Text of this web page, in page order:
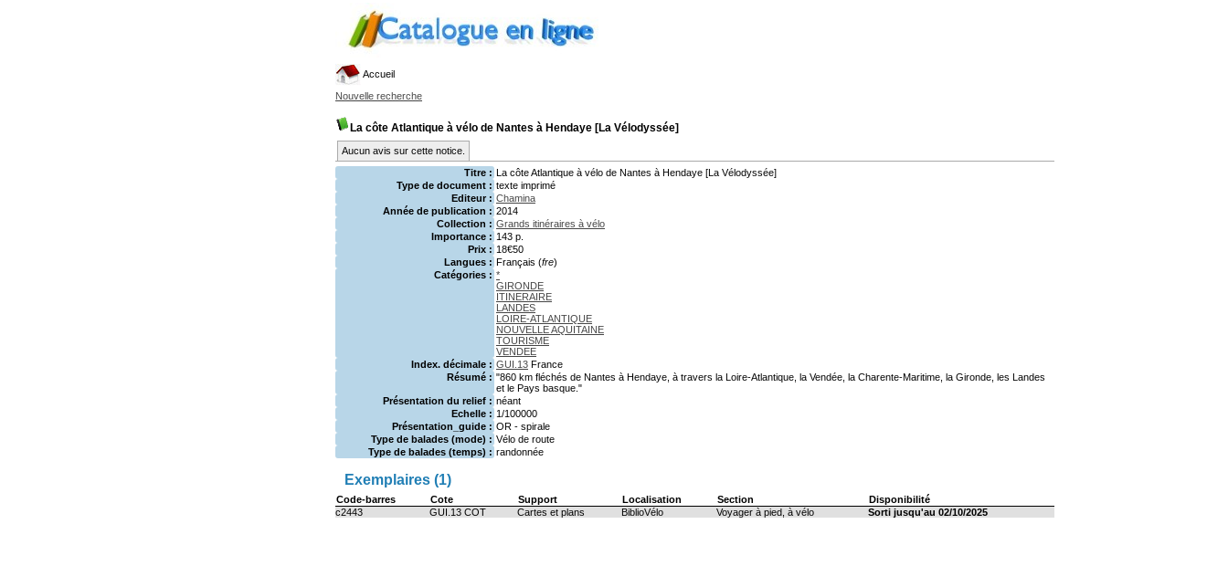
Accueil
Nouvelle recherche
La côte Atlantique à vélo de Nantes à Hendaye [La Vélodyssée]
Aucun avis sur cette notice.
Titre : La côte Atlantique à vélo de Nantes à Hendaye [La Vélodyssée]
Type de document : texte imprimé
Editeur : Chamina
Année de publication : 2014
Collection : Grands itinéraires à vélo
Importance : 143 p.
Prix : 18€50
Langues : Français (fre)
Catégories : *
GIRONDE
ITINERAIRE
LANDES
LOIRE-ATLANTIQUE
NOUVELLE AQUITAINE
TOURISME
VENDEE
Index. décimale : GUI.13 France
Résumé : "860 km fléchés de Nantes à Hendaye, à travers la Loire-Atlantique, la Vendée, la Charente-Maritime, la Gironde, les Landes
et le Pays basque."
Présentation du relief : néant
Echelle : 1/100000
Présentation_guide : OR - spirale
Type de balades (mode) : Vélo de route
Type de balades (temps) : randonnée
Exemplaires (1)
Code-barres Cote Support Localisation Section
Disponibilité
c2443
GUI.13 COT Cartes et plans BiblioVélo Voyager à pied, à vélo Sorti jusqu'au 02/10/2025